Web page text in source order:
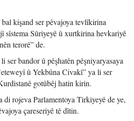
kişand ser pêvajoya tevlîkirina
sîstema Sûriyeyê û xurtkirina hevkariyê
terorê” de.
ser bandor û pêşhatên pêşniyaryasaya
û Yekbûna Civakî” ya li ser
gotûbêj hatin kirin.
di rojeva Parlamentoya Tirkiyeyê de ye,
çareseriyê tê dîtin.